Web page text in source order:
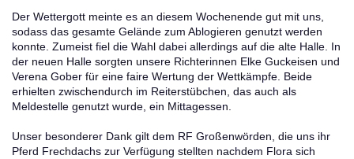
Der Wettergott meinte es an diesem Wochenende gut mit uns,
sodass das gesamte Gelände zum Ablogieren genutzt werden
konnte. Zumeist fiel die Wahl dabei allerdings auf die alte Halle. In
der neuen Halle sorgten unsere Richterinnen Elke Guckeisen und
Verena Gober für eine faire Wertung der Wettkämpfe. Beide
erhielten zwischendurch im Reiterstübchen, das auch als
Meldestelle genutzt wurde, ein Mittagessen.
Unser besonderer Dank gilt dem RF Großenwörden, die uns ihr
Pferd Frechdachs zur Verfügung stellten nachdem Flora sich